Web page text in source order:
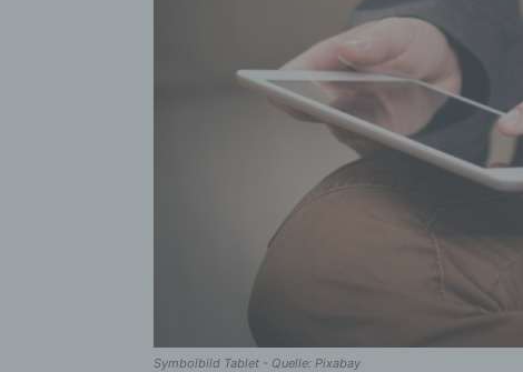
Symbolbild Tablet - Quelle: Pixabay